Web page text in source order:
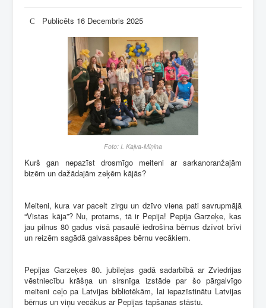
Publicēts 16 Decembris 2025
Foto: I. Kaļva-Miņina
Kurš gan nepazīst drosmīgo meiteni ar sarkanoranžajām
bizēm un dažādajām zeķēm kājās?
Meiteni, kura var pacelt zirgu un dzīvo viena pati savrupmājā
“Vistas kāja”? Nu, protams, tā ir Pepija! Pepija Garzeķe, kas
jau pilnus 80 gadus visā pasaulē iedrošina bērnus dzīvot brīvi
un reizēm sagādā galvassāpes bērnu vecākiem.
Pepijas Garzeķes 80. jubilejas gadā sadarbībā ar Zviedrijas
vēstniecību krāšņa un sirsnīga izstāde par šo pārgalvīgo
meiteni ceļo pa Latvijas bibliotēkām, lai iepazīstinātu Latvijas
bērnus un viņu vecākus ar Pepijas tapšanas stāstu.